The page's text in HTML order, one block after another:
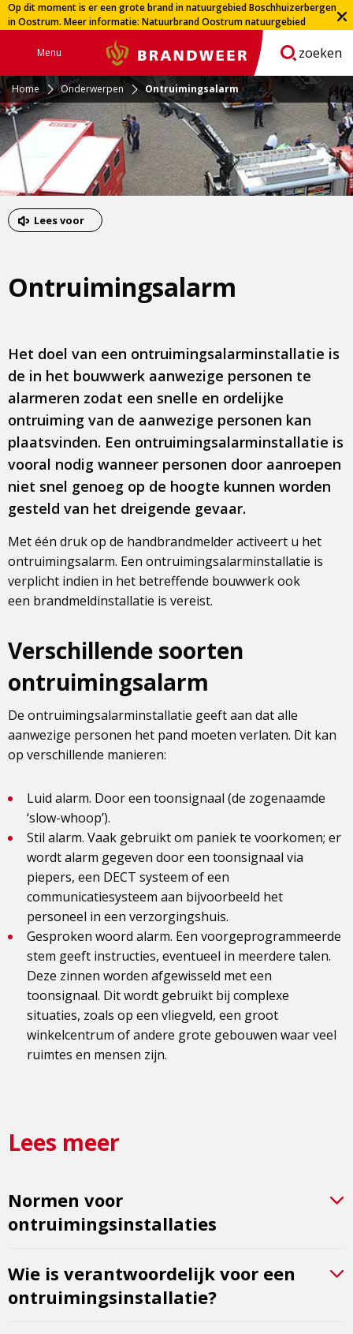
Op dit moment is er een grote brand in natuurgebied Boschhuizerbergen
in Oostrum. Meer informatie: Natuurbrand Oostrum natuurgebied
Menu
Brandweer zoeken
Home Onderwerpen Ontruimingsalarm
Lees voor
Ontruimingsalarm
Het doel van een ontruimingsalarminstallatie is
de in het bouwwerk aanwezige personen te
alarmeren zodat een snelle en ordelijke
ontruiming van de aanwezige personen kan
plaatsvinden. Een ontruimingsalarminstallatie is
vooral nodig wanneer personen door aanroepen
niet snel genoeg op de hoogte kunnen worden
gesteld van het dreigende gevaar.
Met één druk op de handbrandmelder activeert u het
ontruimingsalarm. Een ontruimingsalarminstallatie is
verplicht indien in het betreffende bouwwerk ook
een brandmeldinstallatie is vereist.
Verschillende soorten
ontruimingsalarm
De ontruimingsalarminstallatie geeft aan dat alle
aanwezige personen het pand moeten verlaten. Dit kan
op verschillende manieren:
Luid alarm. Door een toonsignaal (de zogenaamde
‘slow-whoop’).
Stil alarm. Vaak gebruikt om paniek te voorkomen; er
wordt alarm gegeven door een toonsignaal via
piepers, een DECT systeem of een
communicatiesysteem aan bijvoorbeeld het
personeel in een verzorgingshuis.
Gesproken woord alarm. Een voorgeprogrammeerde
stem geeft instructies, eventueel in meerdere talen.
Deze zinnen worden afgewisseld met een
toonsignaal. Dit wordt gebruikt bij complexe
situaties, zoals op een vliegveld, een groot
winkelcentrum of andere grote gebouwen waar veel
ruimtes en mensen zijn.
Lees meer
Normen voor
ontruimingsinstallaties
Wie is verantwoordelijk voor een
ontruimingsinstallatie?